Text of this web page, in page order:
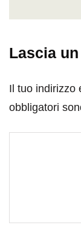
Lascia
Il tuo indirizzo
obbligatori